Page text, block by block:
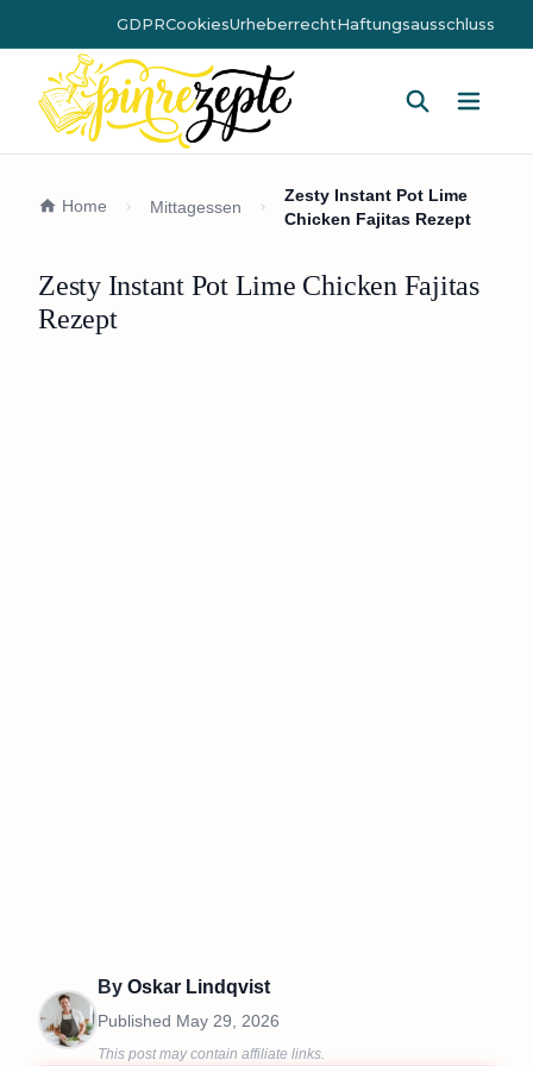
GDPRCookiesUrheberrechtHaftungsausschluss
Home Mittagessen
Zesty Instant Pot Lime
Chicken Fajitas Rezept
Zesty Instant Pot Lime Chicken Fajitas
Rezept
By Oskar Lindqvist
Published May 29, 2026
This post may contain affiliate links.